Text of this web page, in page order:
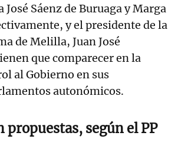
José Sáenz de Buruaga y Marga
y el presidente de la
de Melilla, Juan José
que comparecer en la
al Gobierno en sus
autonómicos.
propuestas, según el PP